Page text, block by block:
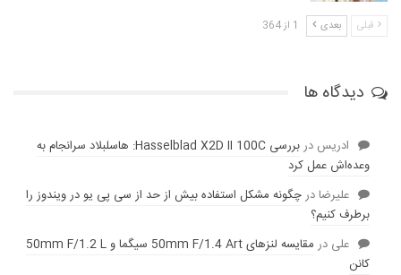
قبلی بعدی 1 از 364
دیدگاه ها
ادریس در
بررسی Hasselblad X2D II 100C: هاسلبلاد سرانجام به
وعده‌‌اش عمل کرد
عليرضادرچگونه مشکل استفاده بیش از حد از سی پی یو در ویندوز را
برطرف کنیم؟
علی در
مقایسه لنز‌های 50mm F/1.4 Art سیگما و 50mm F/1.2 L
کانن